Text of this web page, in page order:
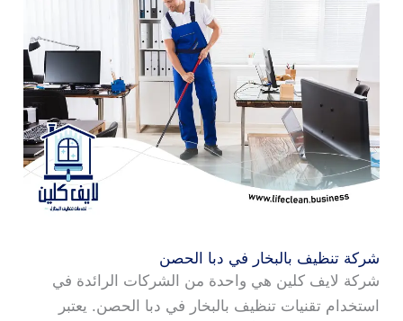
شركة تنظيف بالبخار في دبا الحصن
شركة لايف كلين هي واحدة من الشركات الرائدة في
استخدام تقنيات تنظيف بالبخار في دبا الحصن. يعتبر